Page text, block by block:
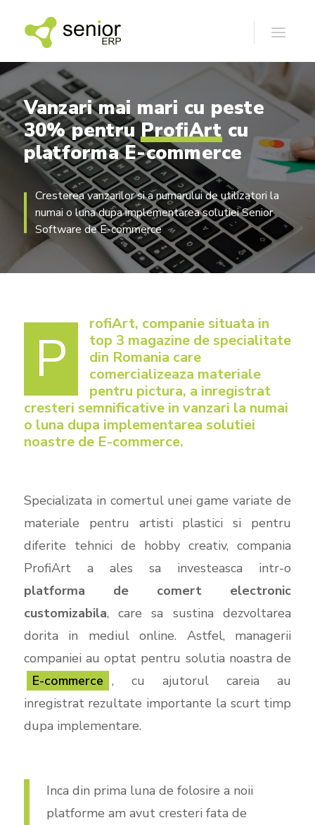
Vanzari mai mari cu peste
30% pentru ProfiArt cu
platforma E-commerce
Cresterea vanzarilor si a numarului de utilizatori la
numai o luna dupa implementarea solutiei Senior
Software de E-commerce
P
rofiArt, companie situata in
top 3 magazine de specialitate
din Romania care
comercializeaza materiale
pentru pictura, a inregistrat
cresteri semnificative in vanzari la numai
o luna dupa implementarea solutiei
noastre de E-commerce.
Specializata in comertul unei game variate de
materiale pentru artisti plastici si pentru
diferite tehnici de hobby creativ, compania
ProfiArt a ales sa investeasca intr-o
platforma de comert electronic
customizabila, care sa sustina dezvoltarea
dorita in mediul online. Astfel, managerii
companiei au optat pentru solutia noastra de
E-commerce , cu ajutorul careia au
inregistrat rezultate importante la scurt timp
dupa implementare.
Inca din prima luna de folosire a noii
platforme am avut cresteri fata de